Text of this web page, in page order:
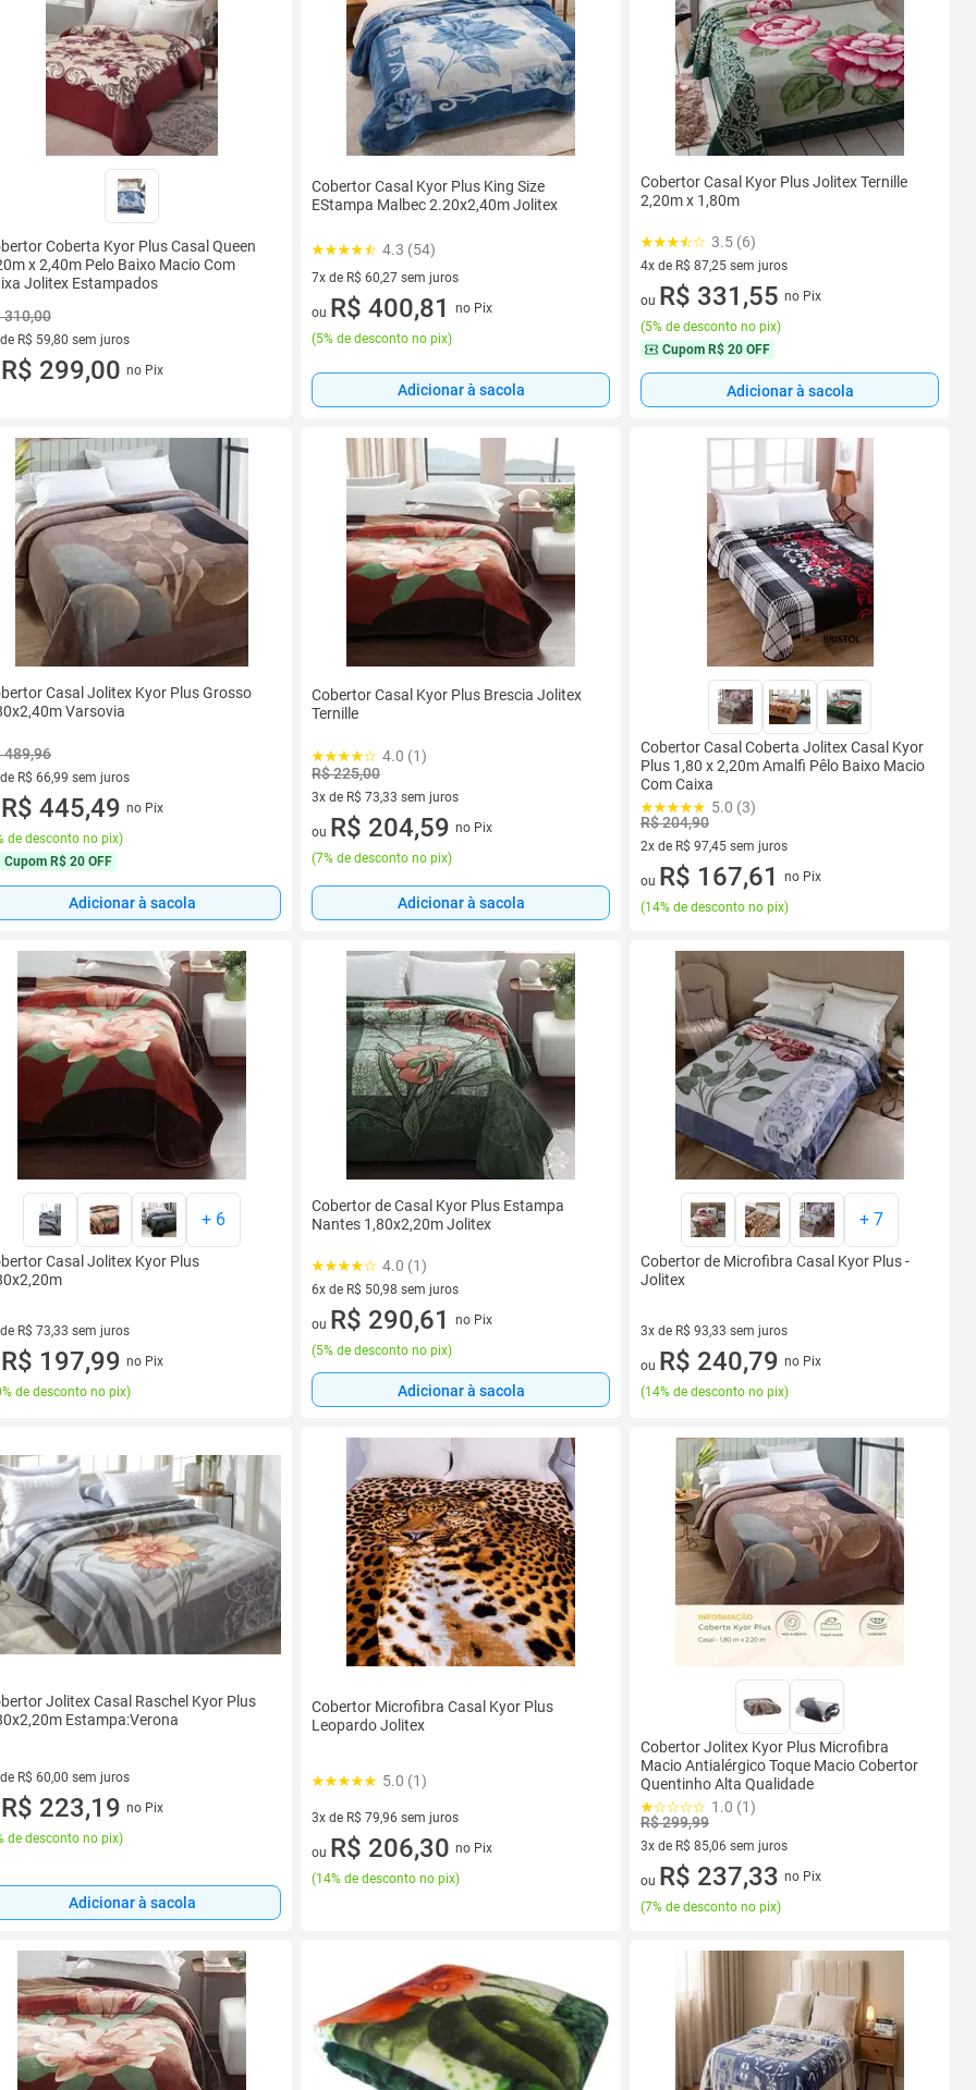
Coberta Kyor Plus Casal Queen
x 2,40m Pelo Baixo Macio Com
Jolitex Estampados
310,00
R$ 59,80 sem juros
de R$ 59,80 sem juros
R$ 299,00 no Pix
Cobertor Casal Kyor Plus King Size
EStampa Malbec 2.20x2,40m Jolitex
4.3 (54)
7x de R$ 60,27 sem juros
7 vez de R$ 60,27 sem juros
ou R$ 400,81
no Pix
(5% de desconto no pix)
Adicionar à sacola
Cobertor Casal Kyor Plus Jolitex Ternille
2,20m x 1,80m
3.5 (6)
4x de R$ 87,25 sem juros
4 vez de R$ 87,25 sem juros
ou R$ 331,55 no Pix
(5% de desconto no pix)
Cupom R$ 20 OFF
Adicionar à sacola
Casal Jolitex Kyor Plus Grosso
Varsovia
489,96
R$ 66,99 sem juros
de R$ 66,99 sem juros
R$ 445,49 no Pix
de desconto no pix)
Cupom R$ 20 OFF
Adicionar à sacola
Cobertor Casal Kyor Plus Brescia Jolitex
Ternille
4.0 (1)
R$ 225,00
3x de R$ 73,33 sem juros
3 vez de R$ 73,33 sem juros
ou R$ 204,59 no Pix
(7% de desconto no pix)
Adicionar à sacola
Cobertor Casal Coberta Jolitex Casal Kyor
Plus 1,80 x 2,20m Amalfi Pêlo Baixo Macio
Com Caixa
5.0 (3)
R$ 204,90
2x de R$ 97,45 sem juros
2 vez de R$ 97,45 sem juros
ou R$ 167,61
no Pix
(14% de desconto no pix)
+ 6
Casal Jolitex Kyor Plus
R$ 73,33 sem juros
de R$ 73,33 sem juros
R$ 197,99 no Pix
de desconto no pix)
Cobertor de Casal Kyor Plus Estampa
Nantes 1,80x2,20m Jolitex
4.0 (1)
6x de R$ 50,98 sem juros
6 vez de R$ 50,98 sem juros
ou R$ 290,61
no Pix
(5% de desconto no pix)
Adicionar à sacola
+ 7
Cobertor de Microfibra Casal Kyor Plus -
Jolitex
3x de R$ 93,33 sem juros
3 vez de R$ 93,33 sem juros
ou R$ 240,79 no Pix
(14% de desconto no pix)
Jolitex Casal Raschel Kyor Plus
Estampa:Verona
R$ 60,00 sem juros
de R$ 60,00 sem juros
R$ 223,19 no Pix
de desconto no pix)
Adicionar à sacola
Cobertor Microfibra Casal Kyor Plus
Leopardo Jolitex
5.0 (1)
3x de R$ 79,96 sem juros
3 vez de R$ 79,96 sem juros
ou R$ 206,30 no Pix
(14% de desconto no pix)
Cobertor Jolitex Kyor Plus Microfibra
Macio Antialérgico Toque Macio Cobertor
Quentinho Alta Qualidade
1.0 (1)
R$ 299,99
3x de R$ 85,06 sem juros
3 vez de R$ 85,06 sem juros
ou R$ 237,33 no Pix
(7% de desconto no pix)